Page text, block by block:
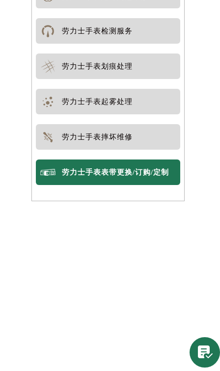
劳力士手表检测服务
劳力士手表划痕处理
劳力士手表起雾处理
劳力士手表摔坏维修
劳力士手表表带更换/订购/定制
